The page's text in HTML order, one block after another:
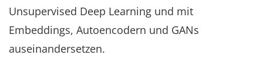
Unsupervised Deep Learning und mit
Embeddings, Autoencodern und GANs
auseinandersetzen.